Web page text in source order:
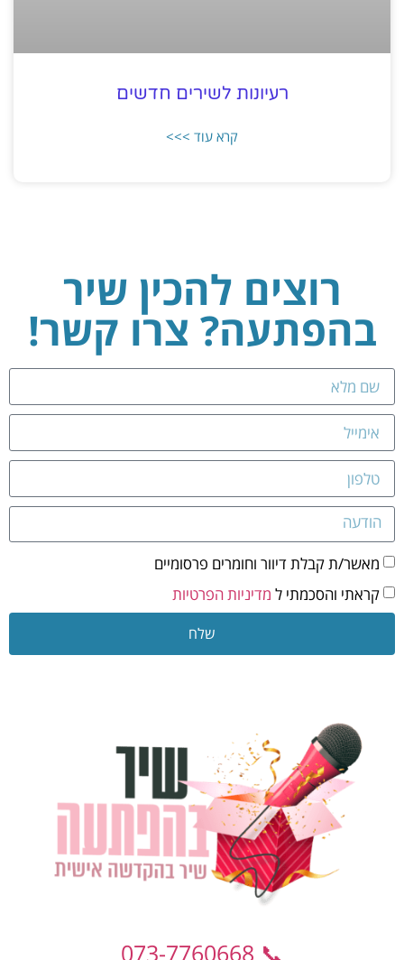
רעיונות לשירים חדשים
קרא עוד >>>
רוצים להכין שיר
בהפתעה? צרו קשר!
מאשר/ת קבלת דיוור וחומרים פרסומיים
קראתי והסכמתי ל מדיניות הפרטיות
שלח
📞 073-7760668